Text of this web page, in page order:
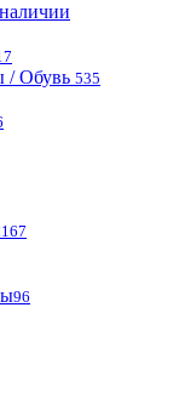
/ Обувь 535
167
96